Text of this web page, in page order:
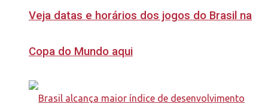
Veja datas e horários dos jogos do Brasil na
Copa do Mundo aqui